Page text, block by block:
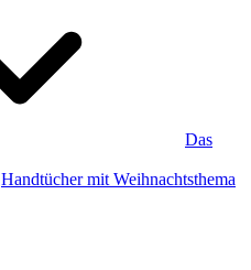
Das
Handtücher mit Weihnachtsthema